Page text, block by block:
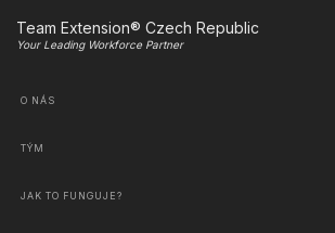
Team Extension® Czech Republic
Your Leading Workforce Partner
O NÁS
TÝM
JAK TO FUNGUJE?